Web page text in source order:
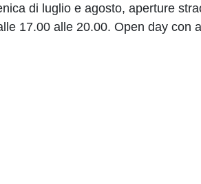
di luglio e agosto, aperture
17.00 alle 20.00. Open day